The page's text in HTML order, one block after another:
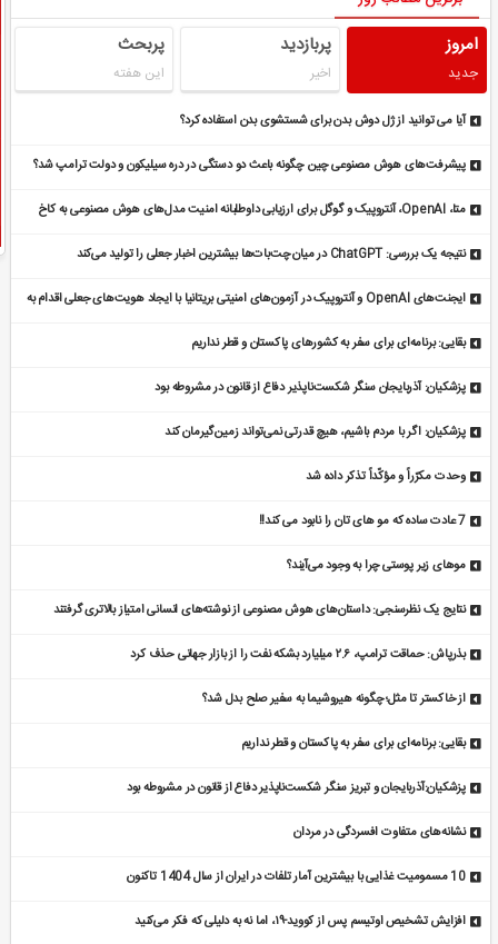
امروز
جدید
پربازدید
اخیر
پربحث
این هفته
آیا می توانید از ژل دوش بدن برای شستشوی بدن استفاده کرد؟
پیشرفت‌های هوش مصنوعی چین چگونه باعث دو دستگی در دره سیلیکون و دولت ترامپ شد؟
متا، OpenAI، آنتروپیک و گوگل برای ارزیابی داوطلبانه امنیت مدل‌های هوش مصنوعی به کاخ
نتیجه یک بررسی: ChatGPT در میان چت‌بات‌ها بیشترین اخبار جعلی را تولید می‌کند
ایجنت‌های OpenAI و آنتروپیک در آزمون‌های امنیتی بریتانیا با ایجاد هویت‌های جعلی اقدام به
بقایی: برنامه‌ای برای سفر به کشورهای پاکستان و قطر نداریم
پزشکیان: آذربایجان سنگر شکست‌ناپذیر دفاع از قانون در مشروطه بود
پزشکیان: اگر با مردم باشیم، هیچ قدرتی نمی‌تواند زمین‌گیرمان کند
وحدت مکرّراً و مؤکّداً تذکر داده شد
7 عادت ساده که مو های تان را نابود می کند!!
مو‌های زیر پوستی چرا به وجود می‌آیند؟
نتایج یک نظرسنجی: داستان‌های هوش مصنوعی از نوشته‌های انسانی امتیاز بالاتری گرفتند
بذرپاش: حماقت ترامپ، ۲.۶ میلیارد بشکه نفت را از بازار جهانی حذف کرد
از خاکستر تا مثل؛ چگونه هیروشیما به سفیر صلح بدل شد؟
بقایی: برنامه‌ای برای سفر به پاکستان و قطر نداریم
پزشکیان:آذربایجان و تبریز سنگر شکست‌ناپذیر دفاع از قانون در مشروطه بود
نشانه‌های متفاوت افسردگی در مردان
10 مسمومیت غذایی با بیشترین آمار تلفات در ایران از سال 1404 تاکنون
افزایش تشخیص اوتیسم پس از کووید-۱۹، اما نه به دلیلی که فکر می‌کنید